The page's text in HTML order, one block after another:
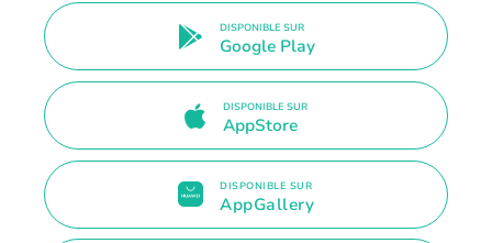
DISPONIBLE SUR
Google Play
DISPONIBLE SUR
AppStore
DISPONIBLE SUR
AppGallery